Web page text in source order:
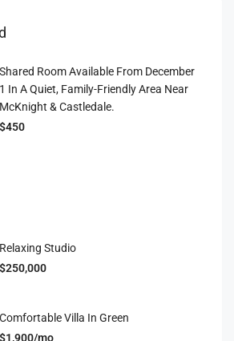
Shared Room Available From December
1 In A Quiet, Family-Friendly Area Near
McKnight & Castledale.
$450
Relaxing Studio
$250,000
Comfortable Villa In Green
$1,900/mo